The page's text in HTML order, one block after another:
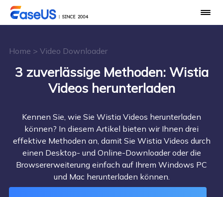
Home > Video Downloader
3 zuverlässige Methoden: Wistia
Videos herunterladen
Kennen Sie, wie Sie Wistia Videos herunterladen
können? In diesem Artikel bieten wir Ihnen drei
effektive Methoden an, damit Sie Wistia Videos durch
einen Desktop- und Online-Downloader oder die
Browsererweiterung einfach auf Ihrem Windows PC
und Mac herunterladen können.